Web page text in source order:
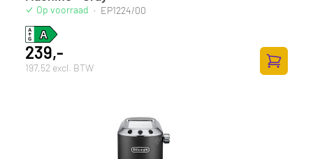
Op voorraad · EP1224/00
239,-
197,52 excl. BTW